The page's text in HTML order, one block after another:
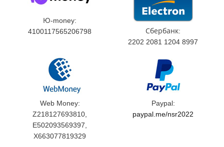
Ю-money:
4100117565206798
Сбербанк:
2202 2081 1204 8997
Web Money:
Z218127693810,
E502093569397,
X663077819329
Paypal:
paypal.me/nsr2022